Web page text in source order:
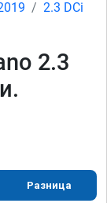
2.3 DCi
2.3
Разница